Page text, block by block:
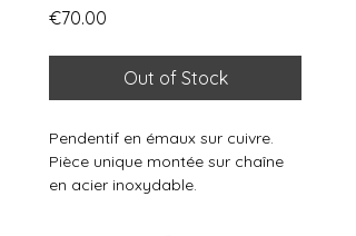
€70.00
Out of Stock
Pendentif en émaux sur cuivre.
Pièce unique montée sur chaîne
en acier inoxydable.
Longueur de chaîne 23cm